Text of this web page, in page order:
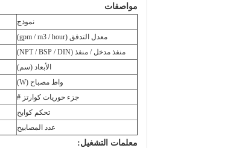
مواصفات
نموذج
معدل التدفق (gpm / m3 / hour)
منفذ مدخل / منفذ (NPT / BSP / DIN)
الأبعاد (سم)
واط مصباح (W)
جزء حوريات كوارتز #
تحكم كوابح
عدد المصابيح
معلمات التشغيل: